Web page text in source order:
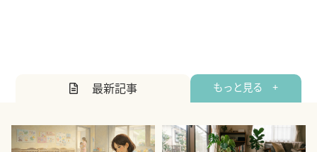
最新記事 もっと見る +